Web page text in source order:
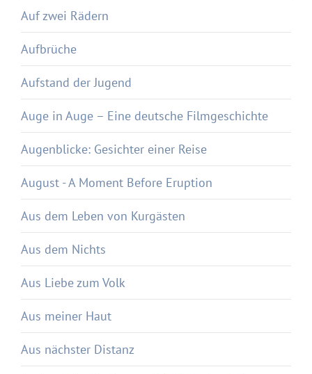
Auf zwei Rädern
Aufbrüche
Aufstand der Jugend
Auge in Auge – Eine deutsche Filmgeschichte
Augenblicke: Gesichter einer Reise
August - A Moment Before Eruption
Aus dem Leben von Kurgästen
Aus dem Nichts
Aus Liebe zum Volk
Aus meiner Haut
Aus nächster Distanz